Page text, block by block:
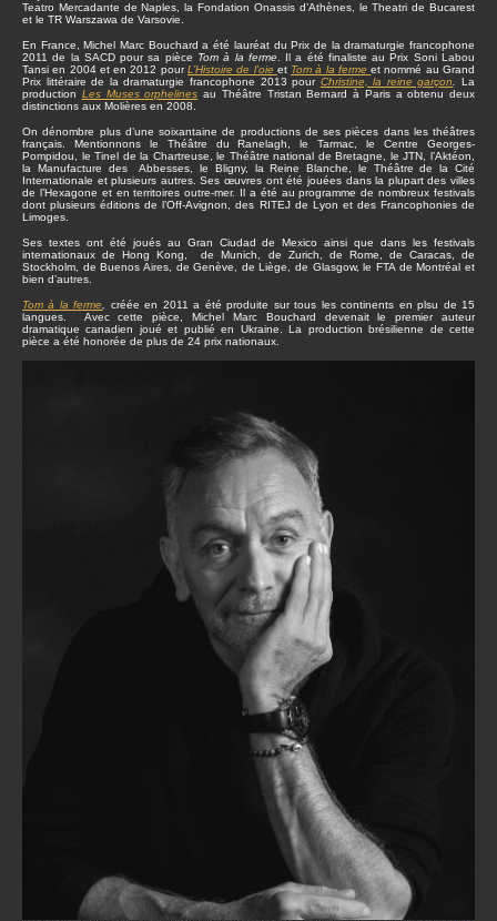
Teatro Mercadante de Naples, la Fondation Onassis d’Athènes, le Theatri de Bucarest
et le TR Warszawa de Varsovie.
En France, Michel Marc Bouchard a été lauréat du Prix de la dramaturgie francophone
2011 de la SACD pour sa pièce Tom à la ferme. Il a été finaliste au Prix Soni Labou
Tansi en 2004 et en 2012 pourL’Histoire de l’oie et Tom à la ferme et nommé au Grand
Prix littéraire de la dramaturgie francophone 2013 pour Christine, la reine garçon .La
production Les Muses orphelines au Théâtre Tristan Bernard à Paris a obtenu deux
distinctions aux Molières en 2008.
On dénombre plus d’une soixantaine de productions de ses pièces dans les théâtres
français. Mentionnons le Théâtre du Ranelagh, le Tarmac, le Centre Georges-
Pompidou, le Tinel de la Chartreuse, le Théâtre national de Bretagne, le JTN, l’Aktéon,
la Manufacture des Abbesses, le Bligny, la Reine Blanche, le Théâtre de la Cité
Internationale et plusieurs autres. Ses œuvres ont été jouées dans la plupart des villes
de l’Hexagone et en territoires outre-mer. Il a été au programme de nombreux festivals
dont plusieurs éditions de l’Off-Avignon, des RITEJ de Lyon et des Francophonies de
Limoges.
Ses textes ont été joués au Gran Ciudad de Mexico ainsi que dans les festivals
internationaux de Hong Kong, de Munich, de Zurich, de Rome, de Caracas, de
Stockholm, de Buenos Aires, de Genève, de Liège, de Glasgow, le FTA de Montréal et
bien d’autres.
Tom à la ferme
créée en 2011 a été produite sur tous les continents en plsu de 15
langues. Avec cette pièce, Michel Marc Bouchard devenait le premier auteur
dramatique canadien joué et publié en Ukraine. La production brésilienne de cette
pièce a été honorée de plus de 24 prix nationaux.